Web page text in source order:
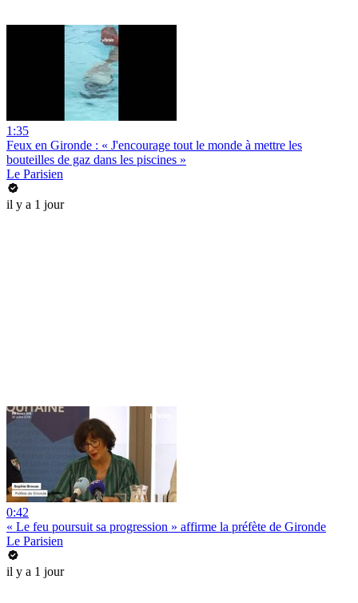
1:35
Feux en Gironde : « J'encourage tout le monde à mettre les
bouteilles de gaz dans les piscines »
Le Parisien
il y a 1 jour
0:42
« Le feu poursuit sa progression » affirme la préfète de Gironde
Le Parisien
il y a 1 jour